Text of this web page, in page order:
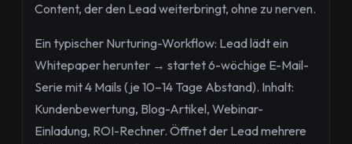
Content, der den Lead weiterbringt, ohne zu nerven.
Ein typischer Nurturing-Workflow: Lead lädt ein
Whitepaper herunter → startet 6-wöchige E-Mail-
Serie mit 4 Mails (je 10–14 Tage Abstand). Inhalt:
Kundenbewertung, Blog-Artikel, Webinar-
Einladung, ROI-Rechner. Öffnet der Lead mehrere